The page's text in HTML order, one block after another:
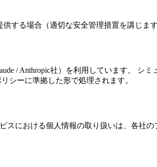
する場合（適切な安全管理措置を講じます
/ Anthropic社）を利用しています。 シ
シーに準拠した形で処理されます。
における個人情報の取り扱いは、各社の